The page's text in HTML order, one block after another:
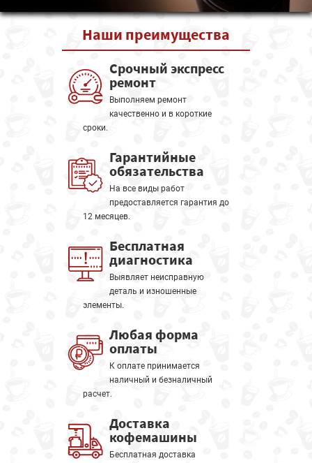
Наши преимущества
Срочный экспресс
ремонт
Выполняем ремонт
качественно и в короткие
сроки.
Гарантийные
обязательства
На все виды работ
предоставляется гарантия до
12 месяцев.
Бесплатная
диагностика
Выявляет неисправную
деталь и изношенные
элементы.
Любая форма
оплаты
К оплате принимается
наличный и безналичный
расчет.
Доставка
кофемашины
Бесплатная доставка